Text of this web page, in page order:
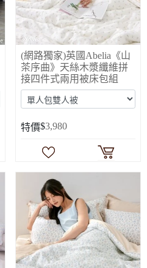
(網路獨家)英國Abelia《山
茶序曲》天絲木漿纖維拼
接四件式兩用被床包組
特價$3,980